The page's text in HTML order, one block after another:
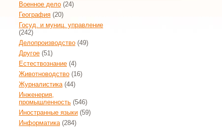
Военное дело (24)
География (20)
Госуд. и муниц. управление
(242)
Делопроизводство (49)
Другое (51)
Естествознание (4)
Животноводство (16)
Журналистика(44)
Инженерия,
промышленность (546)
Иностранные языки (59)
Информатика(284)